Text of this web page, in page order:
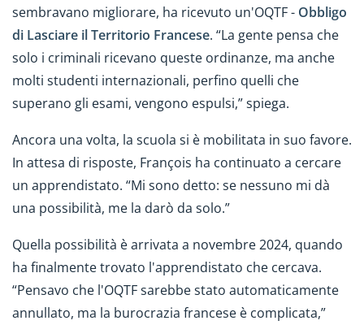
sembravano migliorare, ha ricevuto un'OQTF - Obbligo
di Lasciare il Territorio Francese. “La gente pensa che
solo i criminali ricevano queste ordinanze, ma anche
molti studenti internazionali, perfino quelli che
superano gli esami, vengono espulsi,” spiega.
Ancora una volta, la scuola si è mobilitata in suo favore.
In attesa di risposte, François ha continuato a cercare
un apprendistato. “Mi sono detto: se nessuno mi dà
una possibilità, me la darò da solo.”
Quella possibilità è arrivata a novembre 2024, quando
ha finalmente trovato l'apprendistato che cercava.
“Pensavo che l'OQTF sarebbe stato automaticamente
annullato, ma la burocrazia francese è complicata,”